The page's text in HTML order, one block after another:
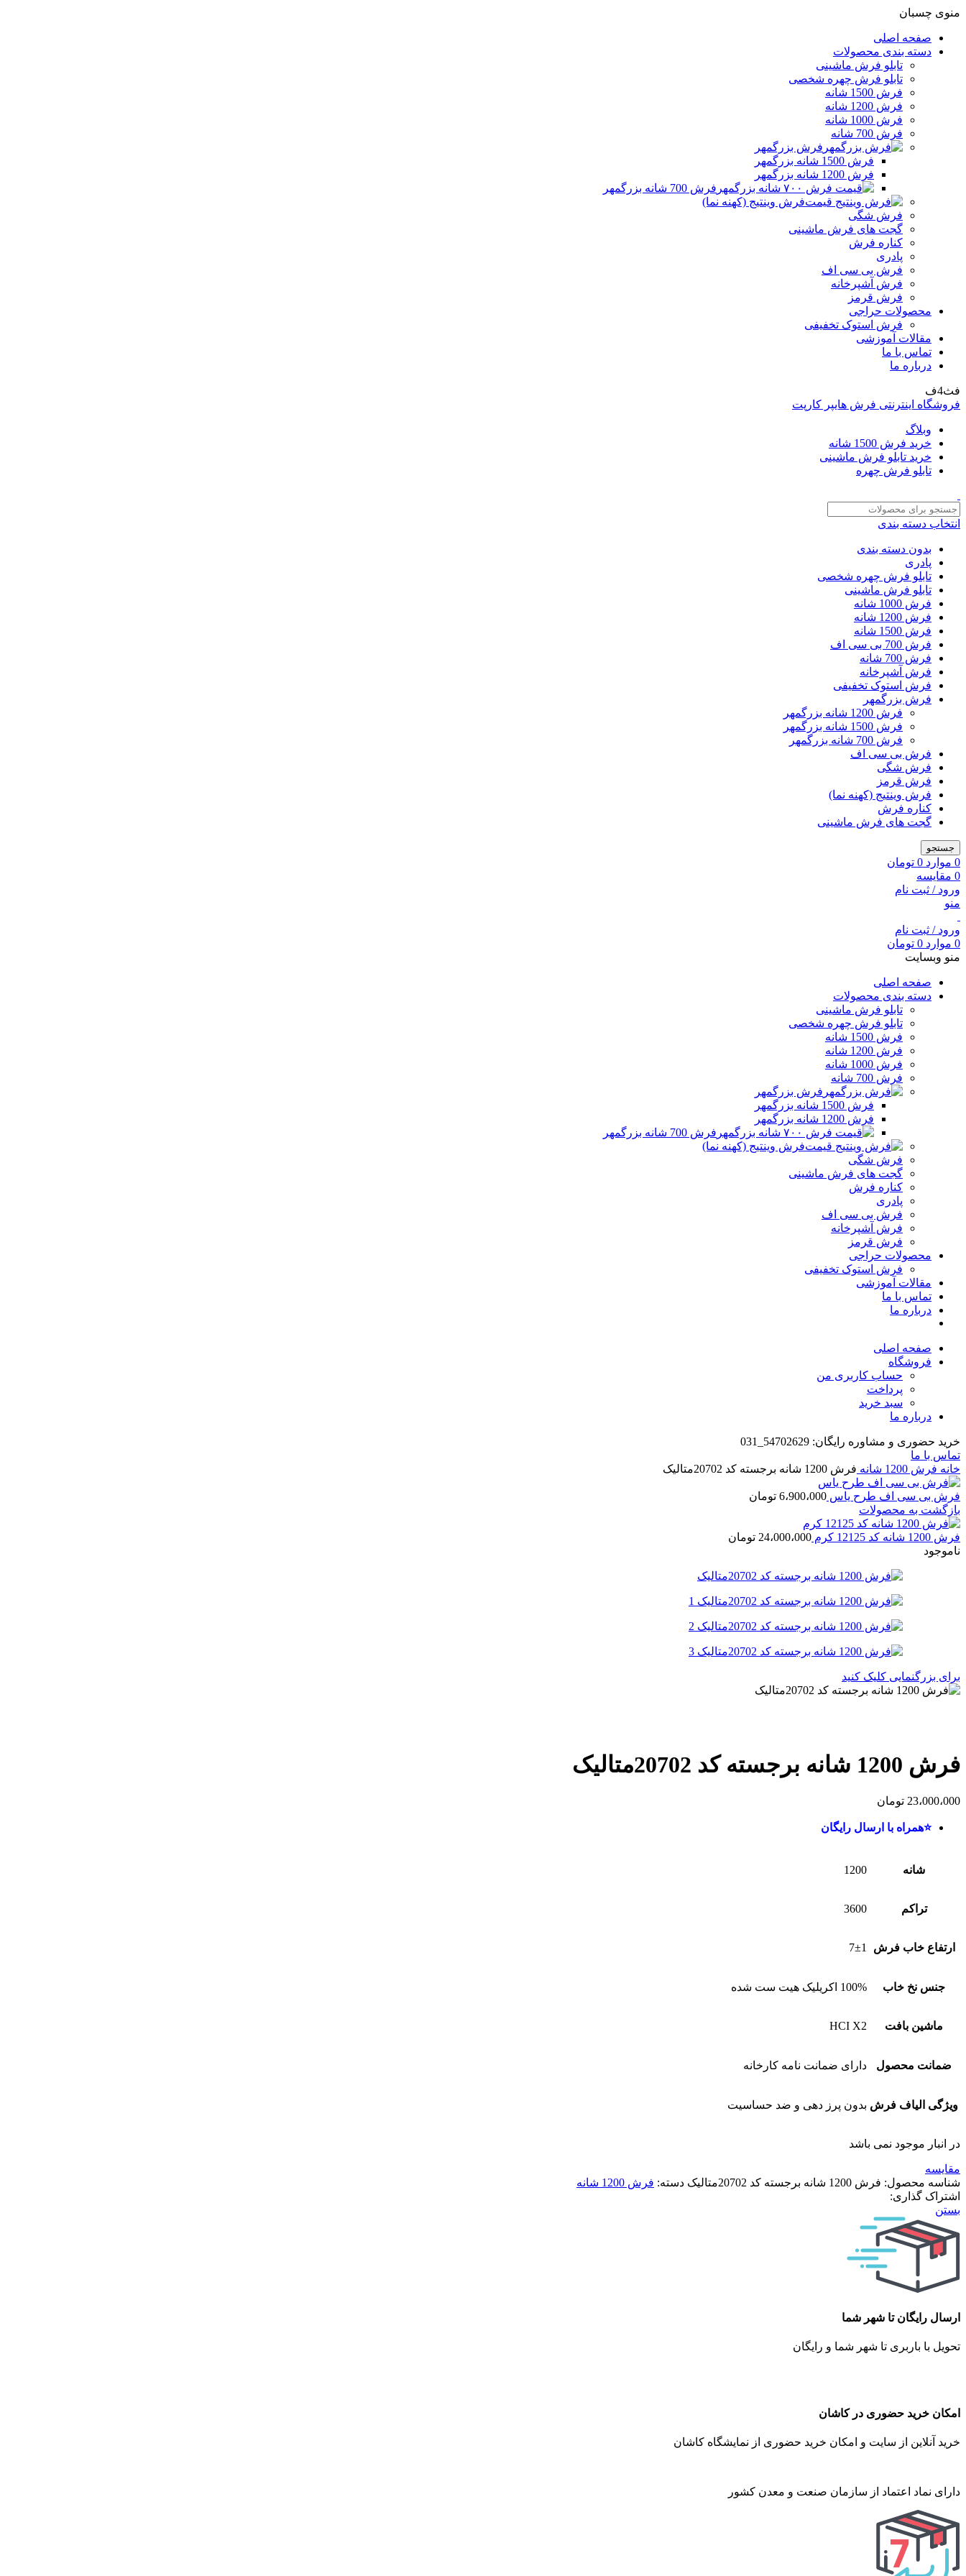
منوی چسبان
صفحه اصلی
دسته بندی محصولات
تابلو فرش ماشینی
تابلو فرش چهره شخصی
فرش 1500 شانه
فرش 1200 شانه
فرش 1000 شانه
فرش 700 شانه
فرش بزرگمهر
فرش 1500 شانه بزرگمهر
فرش 1200 شانه بزرگمهر
فرش 700 شانه بزرگمهر
فرش وینتیج (کهنه نما)
فرش شگی
گجت های فرش ماشینی
کناره فرش
پادری
فرش بی سی اف
فرش آشپرخانه
فرش قرمز
محصولات حراجی
فرش استوک تخفیفی
مقالات آموزشی
تماس با ما
درباره ما
فث4ف
فروشگاه اینترنتی فرش هایپر کارپت
وبلاگ
خرید فرش 1500 شانه
خرید تابلو فرش ماشینی
تابلو فرش چهره
انتخاب دسته بندی
بدون دسته بندی
پادری
تابلو فرش چهره شخصی
تابلو فرش ماشینی
فرش 1000 شانه
فرش 1200 شانه
فرش 1500 شانه
فرش 700 بی سی اف
فرش 700 شانه
فرش آشپرخانه
فرش استوک تخفیفی
فرش بزرگمهر
فرش 1200 شانه بزرگمهر
فرش 1500 شانه بزرگمهر
فرش 700 شانه بزرگمهر
فرش بی سی اف
فرش شگی
فرش قرمز
فرش وینتیج (کهنه نما)
کناره فرش
گجت های فرش ماشینی
جستجو
0 موارد 0 تومان
0 مقایسه
ورود / ثبت نام
منو
ورود / ثبت نام
0 موارد 0 تومان
منو وبسایت
صفحه اصلی
دسته بندی محصولات
تابلو فرش ماشینی
تابلو فرش چهره شخصی
فرش 1500 شانه
فرش 1200 شانه
فرش 1000 شانه
فرش 700 شانه
فرش بزرگمهر
فرش 1500 شانه بزرگمهر
فرش 1200 شانه بزرگمهر
فرش 700 شانه بزرگمهر
فرش وینتیج (کهنه نما)
فرش شگی
گجت های فرش ماشینی
کناره فرش
پادری
فرش بی سی اف
فرش آشپرخانه
فرش قرمز
محصولات حراجی
فرش استوک تخفیفی
مقالات آموزشی
تماس با ما
درباره ما
صفحه اصلی
فروشگاه
حساب کاربری من
پرداخت
سبد خرید
درباره ما
خرید حضوری و مشاوره رایگان: 54702629_031
تماس با ما
خانه فرش 1200 شانه فرش 1200 شانه برجسته کد 20702متالیک
فرش بی سی اف طرح یاس 6،900،000 تومان
بازگشت به محصولات
فرش 1200 شانه کد 12125 کرم 24،000،000 تومان
ناموجود
برای بزرگنمایی کلیک کنید
فرش 1200 شانه برجسته کد 20702متالیک
23،000،000 تومان
⭐همراه با ارسال رایگان
شانه 1200
تراکم 3600
ارتفاع خاب فرش 7±1
جنس نخ خاب 100% اکریلیک هیت ست شده
ماشین بافت HCI X2
ضمانت محصول دارای ضمانت نامه کارخانه
ویژگی الیاف فرش بدون پرز دهی و ضد حساسیت
در انبار موجود نمی باشد
مقایسه
شناسه محصول: فرش 1200 شانه برجسته کد 20702متالیک دسته: فرش 1200 شانه
اشتراک گذاری:
بستن
ارسال رایگان تا شهر شما
تحویل با باربری تا شهر شما و رایگان
امکان خرید حضوری در کاشان
خرید آنلاین از سایت و امکان خرید حضوری از نمایشگاه کاشان
دارای نماد اعتماد از سازمان صنعت و معدن کشور